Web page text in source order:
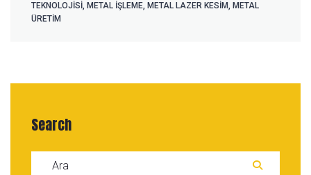
TEKNOLOJISI, METAL İŞLEME, METAL LAZER KESIM, METAL
ÜRETIM
Search
Search for: